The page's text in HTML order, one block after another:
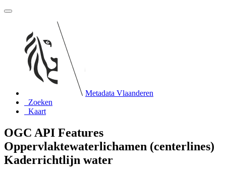
Metadata Vlaanderen
Zoeken
Kaart
OGC API Features
Oppervlaktewaterlichamen (centerlines)
Kaderrichtlijn water